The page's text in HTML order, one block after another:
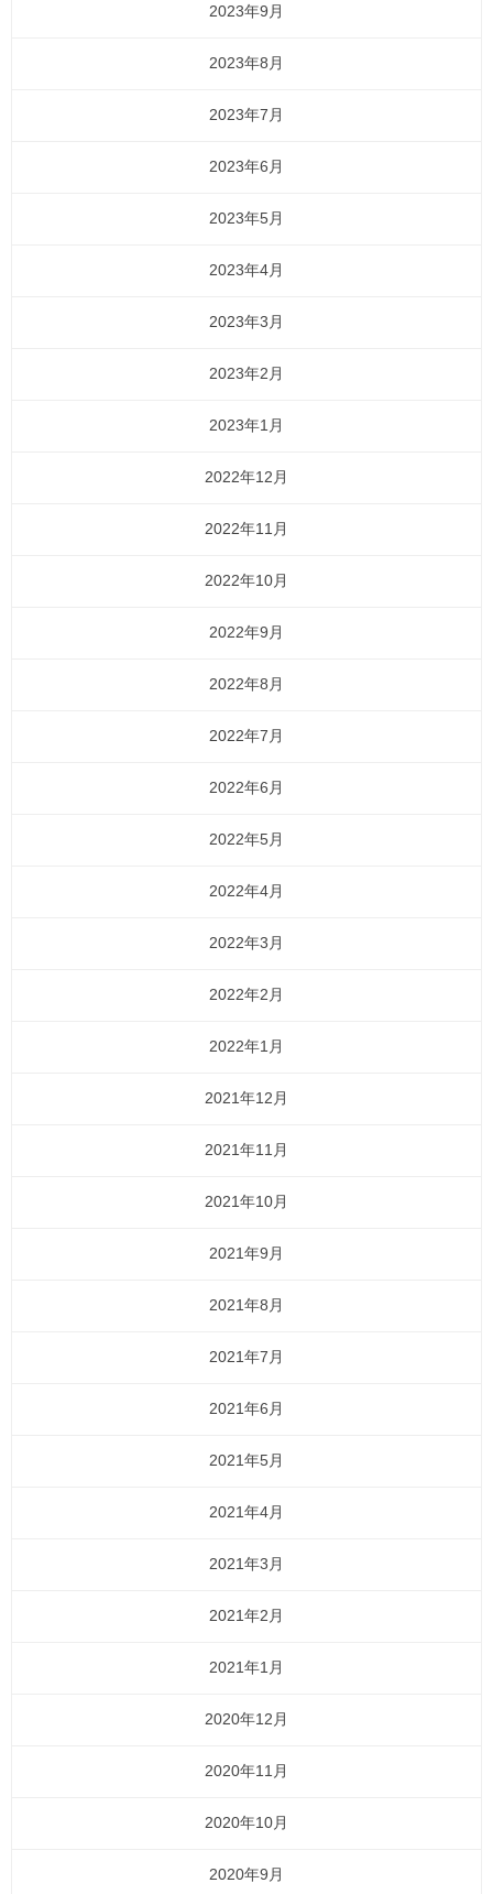
2023年9月
2023年8月
2023年7月
2023年6月
2023年5月
2023年4月
2023年3月
2023年2月
2023年1月
2022年12月
2022年11月
2022年10月
2022年9月
2022年8月
2022年7月
2022年6月
2022年5月
2022年4月
2022年3月
2022年2月
2022年1月
2021年12月
2021年11月
2021年10月
2021年9月
2021年8月
2021年7月
2021年6月
2021年5月
2021年4月
2021年3月
2021年2月
2021年1月
2020年12月
2020年11月
2020年10月
2020年9月